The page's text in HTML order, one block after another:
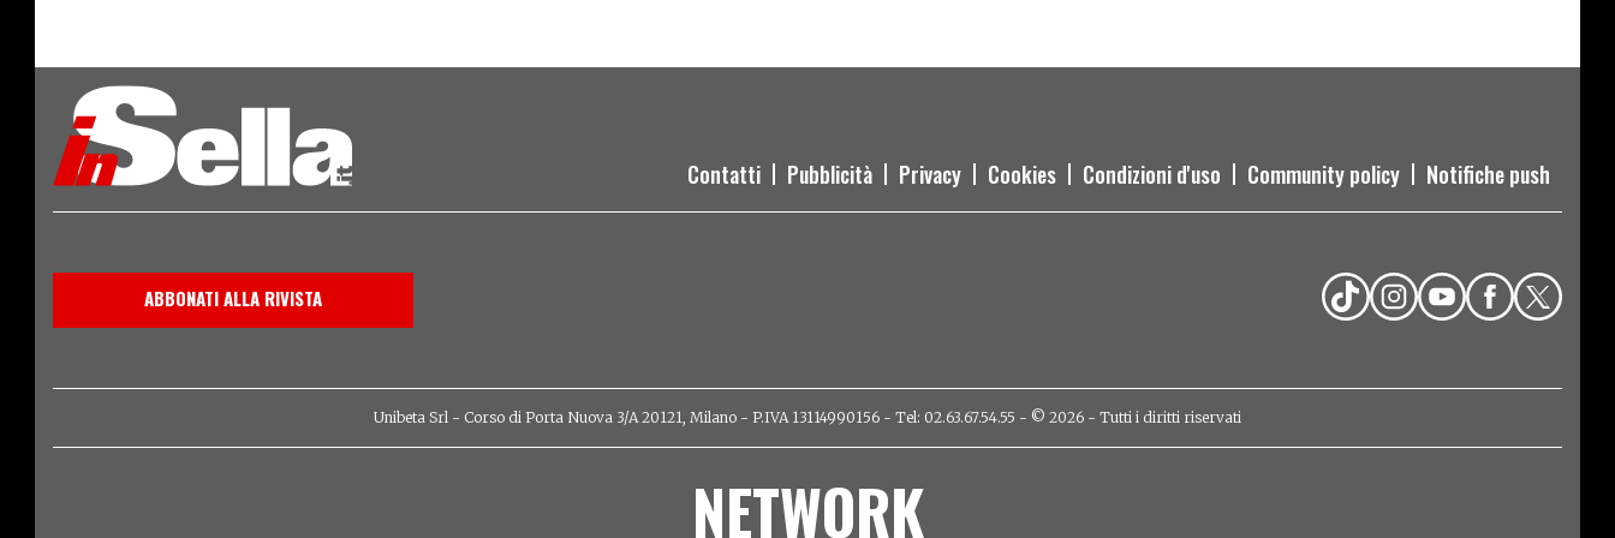
Contatti Pubblicità Privacy Cookies Condizioni d'uso Community policy Notifiche push
ABBONATI ALLA RIVISTA
Unibeta Srl - Corso di Porta Nuova 3/A 20121, Milano - P.IVA 13114990156 - Tel: 02.63.67.54.55 - © 2026 - Tutti i diritti riservati
NETWORK